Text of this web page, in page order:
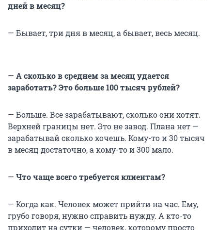
дней в месяц?
— Бывает, три дня в месяц, а бывает, весь месяц.
— А сколько в среднем за месяц удается
заработать? Это больше 100 тысяч рублей?
— Больше. Все зарабатывают, сколько они хотят.
Верхней границы нет. Это не завод. Плана нет —
зарабатывай сколько хочешь. Кому-то и 30 тысяч
в месяц достаточно, а кому-то и 300 мало.
— Что чаще всего требуется клиентам?
— Когда как. Человек может прийти на час. Ему,
грубо говоря, нужно справить нужду. А кто-то
приходит на сутки — человек, которому просто